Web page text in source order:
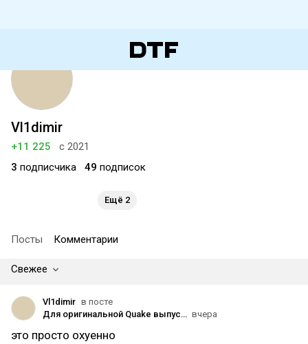
Vl1dimir
+11 225
с 2021
3 подписчика 49 подписок
Ещё 2
Посты Комментарии
Свежее
Vl1dimir в посте
Для оригинальной Quake выпустили дополнение в честь 30-летия игры вчера
это просто охуенно